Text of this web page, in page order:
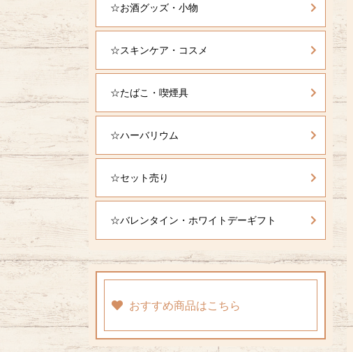
☆お酒グッズ・小物
☆スキンケア・コスメ
☆たばこ・喫煙具
☆ハーバリウム
☆セット売り
☆バレンタイン・ホワイトデーギフト
おすすめ商品はこちら